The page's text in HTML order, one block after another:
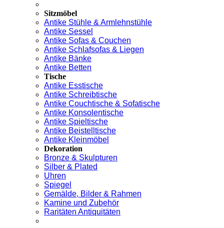
Sitzmöbel
Antike Stühle & Armlehnstühle
Antike Sessel
Antike Sofas & Couchen
Antike Schlafsofas & Liegen
Antike Bänke
Antike Betten
Tische
Antike Esstische
Antike Schreibtische
Antike Couchtische & Sofatische
Antike Konsolentische
Antike Spieltische
Antike Beistelltische
Antike Kleinmöbel
Dekoration
Bronze & Skulpturen
Silber & Plated
Uhren
Spiegel
Gemälde, Bilder & Rahmen
Kamine und Zubehör
Raritäten Antiquitäten